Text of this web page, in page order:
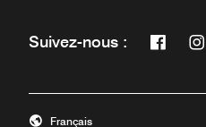
Suivez-nous :
Ouvre
Français